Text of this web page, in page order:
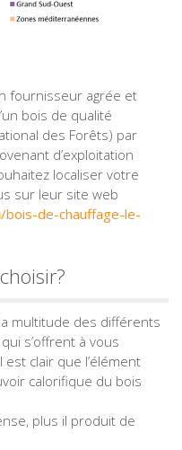
fournisseur agrée et
bois de qualité
des Forêts) par
d’exploitation
localiser votre
sur leur site web
de-chauffage-le-
multitude des différents
s’offrent à vous
clair que l’élément
calorifique du bois
plus il produit de